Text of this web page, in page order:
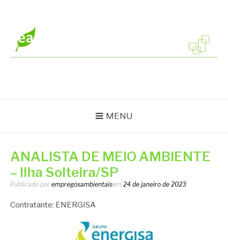
conteúdo
MENU
ANALISTA DE MEIO AMBIENTE
– Ilha Solteira/SP
Publicado por empregosambientaisem 24 de janeiro de 2023
Contratante: ENERGISA